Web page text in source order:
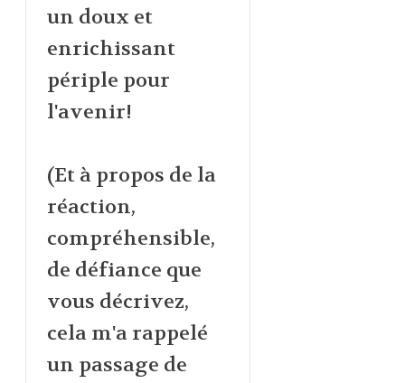
un doux et
enrichissant
périple pour
l'avenir!
(Et à propos de la
réaction,
compréhensible,
de défiance que
vous décrivez,
cela m'a rappelé
un passage de